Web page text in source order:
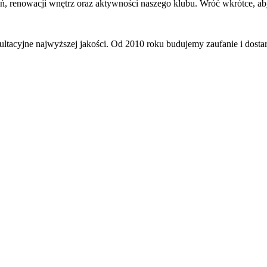
renowacji wnętrz oraz aktywności naszego klubu. Wróć wkrótce,
najwyższej jakości. Od 2010 roku budujemy zaufanie i